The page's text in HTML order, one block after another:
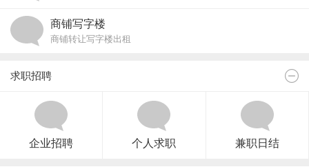
商铺写字楼
商铺转让写字楼出租
求职招聘
企业招聘 个人求职 兼职日结